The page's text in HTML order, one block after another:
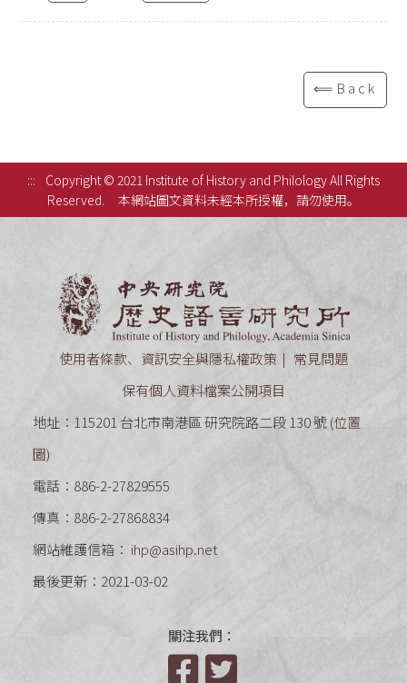
⟸Back
:::
Copyright © 2021 Institute of History and Philology All Rights
Reserved.
本網站圖文資料未經本所授權，請勿使用。
使用者條款、資訊安全與隱私權政策
常見問題
保有個人資料檔案公開項目
地址：115201 台北市南港區 研究院路二段 130 號 (位置
圖)
電話：886-2-27829555
傳真：886-2-27868834
網站維護信箱： ihp@asihp.net
最後更新：2021-03-02
關注我們：
Facebook